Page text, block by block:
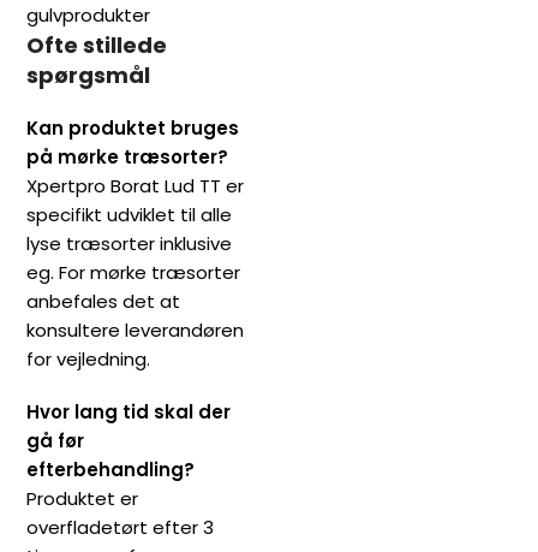
gulvprodukter
Ofte stillede
spørgsmål
Kan produktet bruges
på mørke træsorter?
Xpertpro Borat Lud TT er
specifikt udviklet til alle
lyse træsorter inklusive
eg. For mørke træsorter
anbefales det at
konsultere leverandøren
for vejledning.
Hvor lang tid skal der
gå før
efterbehandling?
Produktet er
overfladetørt efter 3